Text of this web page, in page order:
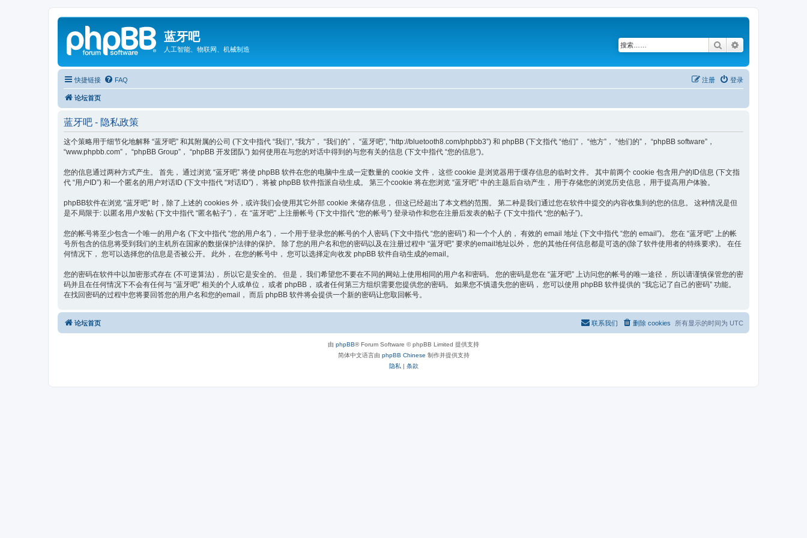
蓝牙吧
人工智能、物联网、机械制造 搜索
快捷链接 FAQ 登录
注册
论坛首页
蓝牙吧 - 隐私政策
这个策略用于细节化地解释 “蓝牙吧” 和其附属的公司 (下文中指代 “我们”, “我方”， “我们的”， “蓝牙吧”, “http://bluetooth8.com/phpbb3”) 和 phpBB (下文指代 “他们”， “他方”， “他们的”， “phpBB software”，
“www.phpbb.com”， “phpBB Group”， “phpBB 开发团队”) 如何使用在与您的对话中得到的与您有关的信息 (下文中指代 “您的信息”)。
您的信息通过两种方式产生。 首先， 通过浏览 “蓝牙吧” 将使 phpBB 软件在您的电脑中生成一定数量的 cookie 文件， 这些 cookie 是浏览器用于缓存信息的临时文件。 其中前两个 cookie 包含用户的ID信息 (下文指
代 “用户ID”) 和一个匿名的用户对话ID (下文中指代 “对话ID”)， 将被 phpBB 软件指派自动生成。 第三个cookie 将在您浏览 “蓝牙吧” 中的主题后自动产生， 用于存储您的浏览历史信息， 用于提高用户体验。
phpBB软件在浏览 “蓝牙吧” 时，除了上述的 cookies 外，或许我们会使用其它外部 cookie 来储存信息， 但这已经超出了本文档的范围。 第二种是我们通过您在软件中提交的内容收集到的您的信息。 这种情况是但
是不局限于: 以匿名用户发帖 (下文中指代 “匿名帖子”)， 在 “蓝牙吧” 上注册帐号 (下文中指代 “您的帐号”) 登录动作和您在注册后发表的帖子 (下文中指代 “您的帖子”)。
您的帐号将至少包含一个唯一的用户名 (下文中指代 “您的用户名”)， 一个用于登录您的帐号的个人密码 (下文中指代 “您的密码”) 和一个个人的， 有效的 email 地址 (下文中指代 “您的 email”)。 您在 “蓝牙吧” 上的帐
号所包含的信息将受到我们的主机所在国家的数据保护法律的保护。 除了您的用户名和您的密码以及在注册过程中 “蓝牙吧” 要求的email地址以外， 您的其他任何信息都是可选的(除了软件使用者的特殊要求)。 在任
何情况下， 您可以选择您的信息是否被公开。 此外， 在您的帐号中， 您可以选择定向收发 phpBB 软件自动生成的email。
您的密码在软件中以加密形式存在 (不可逆算法)， 所以它是安全的。 但是， 我们希望您不要在不同的网站上使用相同的用户名和密码。 您的密码是您在 “蓝牙吧” 上访问您的帐号的唯一途径， 所以请谨慎保管您的密
码并且在任何情况下不会有任何与 “蓝牙吧” 相关的个人或单位， 或者 phpBB， 或者任何第三方组织需要您提供您的密码。 如果您不慎遗失您的密码， 您可以使用 phpBB 软件提供的 “我忘记了自己的密码” 功能。
在找回密码的过程中您将要回答您的用户名和您的email， 而后 phpBB 软件将会提供一个新的密码让您取回帐号。
论坛首页 所有显示的时间为 UTC
删除 cookies
联系我们
由 phpBB® Forum Software © phpBB Limited 提供支持
简体中文语言由 phpBB Chinese 制作并提供支持
隐私 | 条款